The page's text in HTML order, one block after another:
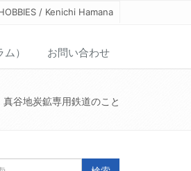
/ Kenichi Hamana
） お問い合わせ
真谷地炭鉱専用鉄道のこと